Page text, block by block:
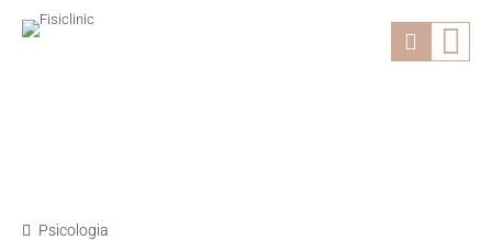
Psicologia